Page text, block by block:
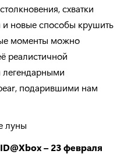
схватки
новые способы крушить
моменты можно
реалистичной
легендарными
подарившими нам
– 23 февраля